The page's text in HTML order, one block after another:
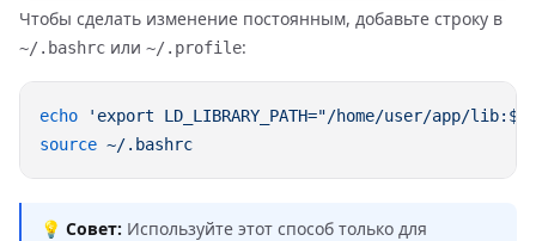
Чтобы сделать изменение постоянным, добавьте строку в
~/.bashrc или ~/.profile:
echo 'export LD_LIBRARY_PATH="/home/user/app/
source
💡 Совет: Используйте этот способ только для